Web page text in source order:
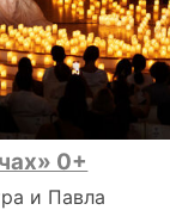
0+
и Павла